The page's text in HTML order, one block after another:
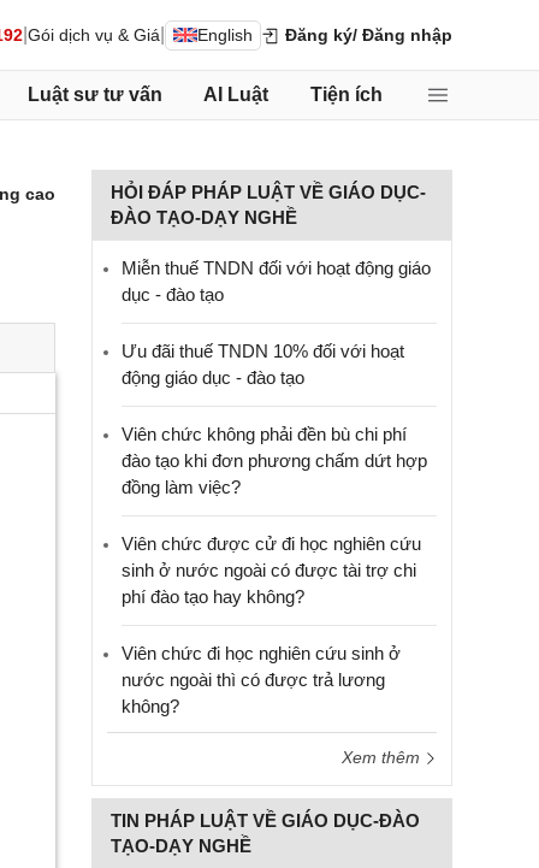
Gói dịch vụ & Giá English Đăng ký/ Đăng nhập
Luật sư tư vấn AI Luật Tiện ích
cao
HỎI ĐÁP PHÁP LUẬT VỀ GIÁO DỤC-
ĐÀO TẠO-DẠY NGHỀ
Miễn thuế TNDN đối với hoạt động giáo
dục - đào tạo
Ưu đãi thuế TNDN 10% đối với hoạt
động giáo dục - đào tạo
Viên chức không phải đền bù chi phí
đào tạo khi đơn phương chấm dứt hợp
đồng làm việc?
Viên chức được cử đi học nghiên cứu
sinh ở nước ngoài có được tài trợ chi
phí đào tạo hay không?
Viên chức đi học nghiên cứu sinh ở
nước ngoài thì có được trả lương
không?
Xem thêm
TIN PHÁP LUẬT VỀ GIÁO DỤC-ĐÀO
TẠO-DẠY NGHỀ